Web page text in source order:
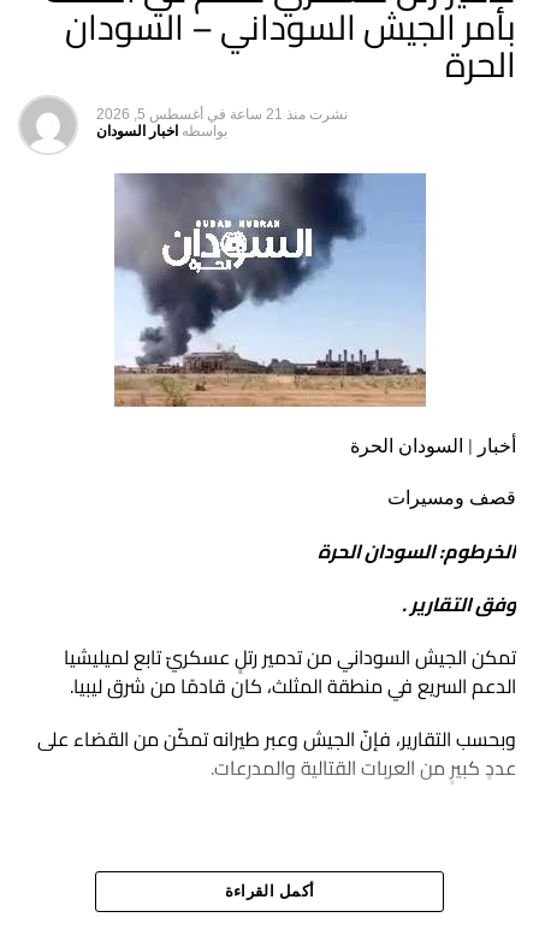
بأمر الجيش السوداني – السودان
الحرة
نشرت منذ 21 ساعة في أغسطس 5, 2026
بواسطه اخبار السودان
أخبار | السودان الحرة
قصف ومسيرات
الخرطوم: السودان الحرة
وفق التقارير .
تمكن الجيش السوداني من تدمير رتلٍ عسكريّ تابع لميليشيا
الدعم السريع في منطقة المثلث، كان قادمًا من شرق ليبيا.
وبحسب التقارير، فإنّ الجيش وعبر طيرانه تمكّن من القضاء على
عددٍ كبيرٍ من العربات القتالية والمدرعات.
أكمل القراءة